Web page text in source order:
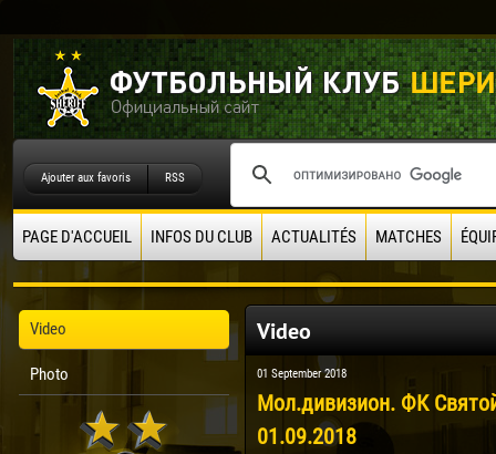
Ajouter aux favoris RSS
PAGE D'ACCUEIL INFOS DU CLUB ACTUALITÉS MATCHES
Video
Photo
Video
01 September 2018
Мол.дивизион. ФК
01.09.2018